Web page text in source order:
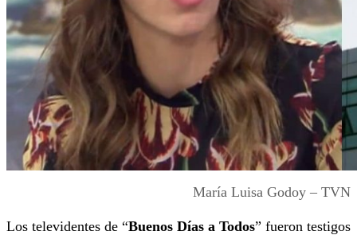
María Luisa Godoy – TVN
Los televidentes de “Buenos Días a Todos” fueron testigos